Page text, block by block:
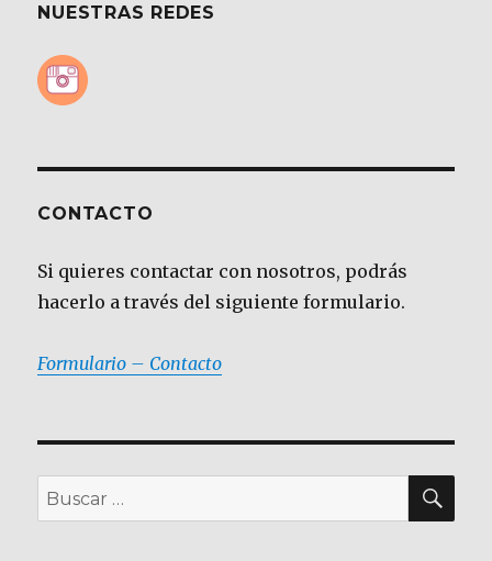
NUESTRAS REDES
CONTACTO
Si quieres contactar con nosotros, podrás
hacerlo a través del siguiente formulario.
Formulario – Contacto
Buscar
por: